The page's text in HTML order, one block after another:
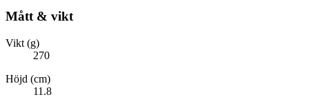
Mått & vikt
Vikt (g)
270
Höjd (cm)
11.8